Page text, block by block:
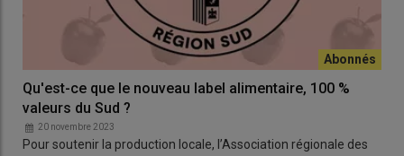
Qu'est-ce que le nouveau label alimentaire, 100 %
valeurs du Sud ?
20 novembre 2023
Pour soutenir la production locale, l’Association régionale des